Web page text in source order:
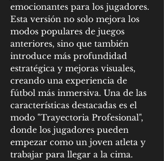
emocionantes para los jugadores.
Esta versión no solo mejora los
modos populares de juegos
anteriores, sino que también
introduce más profundidad
estratégica y mejoras visuales,
creando una experiencia de
fútbol más inmersiva. Una de las
características destacadas es el
modo "Trayectoria Profesional",
donde los jugadores pueden
empezar como un joven atleta y
trabajar para llegar a la cima.